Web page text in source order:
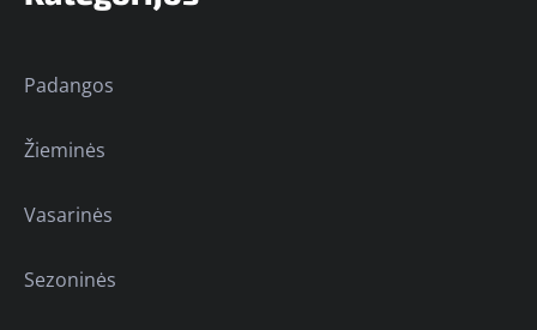
Padangos
Žieminės
Vasarinės
Sezoninės